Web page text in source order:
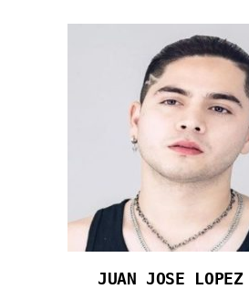
JUAN JOSE